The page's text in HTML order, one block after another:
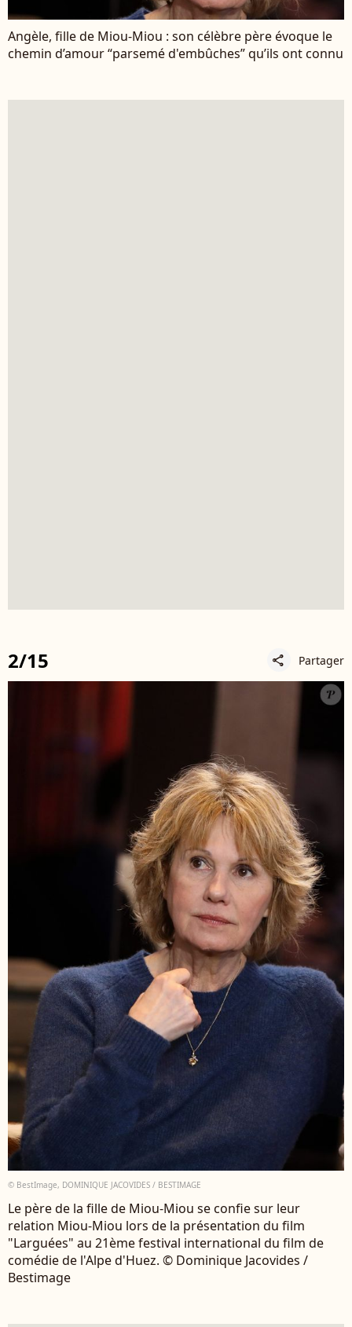
Angèle, fille de Miou-Miou : son célèbre père évoque le
chemin d’amour “parsemé d'embûches” qu’ils ont connu
2/15 share Partager
© BestImage, DOMINIQUE JACOVIDES / BESTIMAGE
Le père de la fille de Miou-Miou se confie sur leur
relation Miou-Miou lors de la présentation du film
"Larguées" au 21ème festival international du film de
comédie de l'Alpe d'Huez. © Dominique Jacovides /
Bestimage